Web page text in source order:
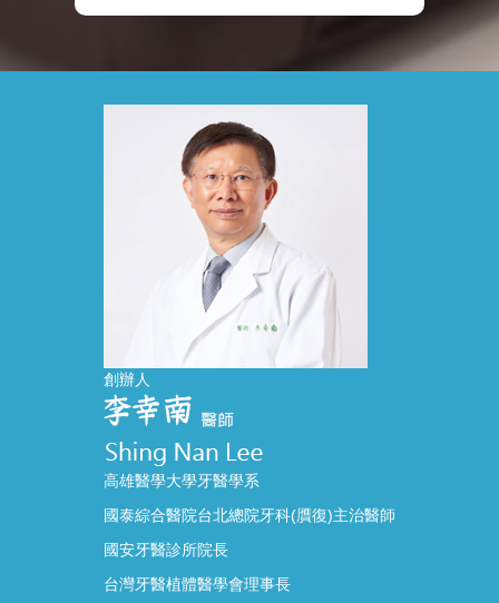
創辦人
高雄醫學大學牙醫學系
國泰綜合醫院台北總院牙科(贋復)主治醫師
國安牙醫診所院長
台灣牙醫植體醫學會理事長